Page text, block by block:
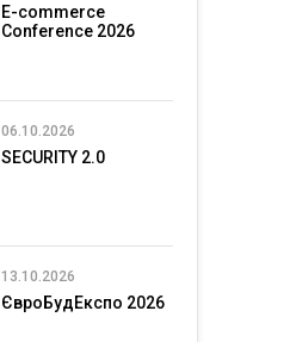
E-commerce
Conference 2026
06.10.2026
SECURITY 2.0
13.10.2026
ЄвроБудЕкспо 2026